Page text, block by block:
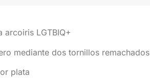
arcoiris LGTBIQ+
mediante dos tornillos remachados
plata